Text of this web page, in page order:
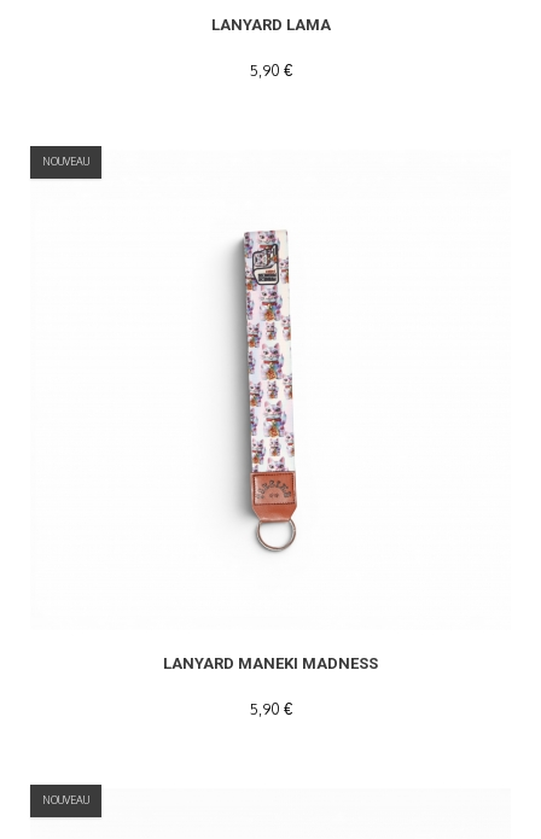
LANYARD LAMA
5,90 €
NOUVEAU
LANYARD MANEKI MADNESS
5,90 €
NOUVEAU